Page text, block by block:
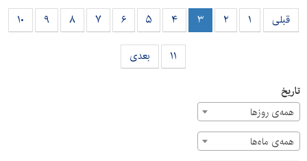
قبلی ۱ ۲ ۳ ۴ ۵ ۶ ۷ ۸ ۹ ۱۰
۱۱ بعدی
تاریخ
همه‌ی روزها
همه‌ی ماه‌ها